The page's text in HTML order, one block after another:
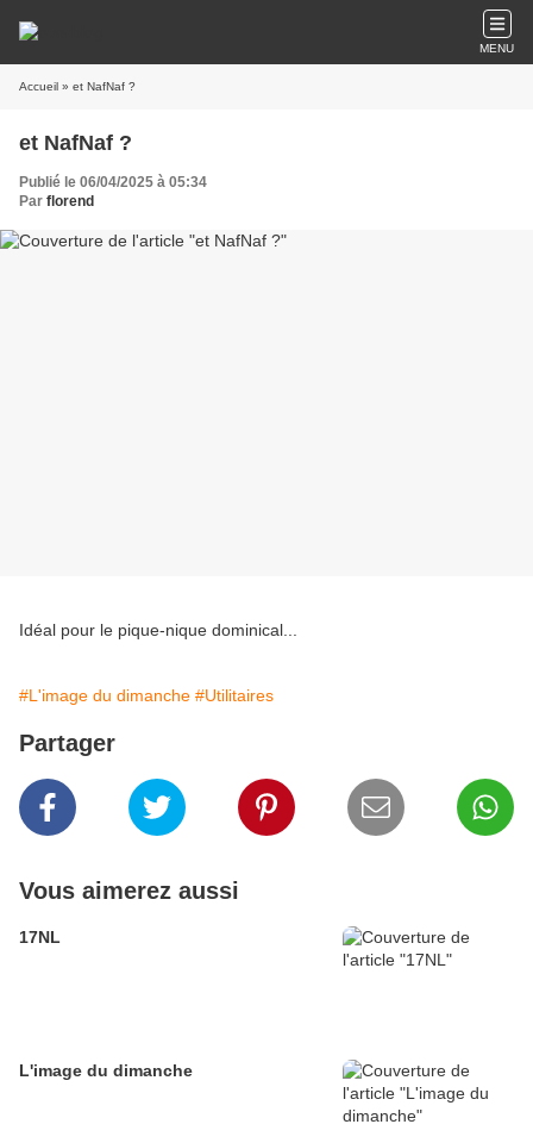
MENU
Accueil » et NafNaf ?
et NafNaf ?
Publié le 06/04/2025 à 05:34
Par florend
Idéal pour le pique-nique dominical...
#L'image du dimanche #Utilitaires
Partager
Vous aimerez aussi
17NL
L'image du dimanche